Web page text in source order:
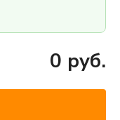
0 руб.